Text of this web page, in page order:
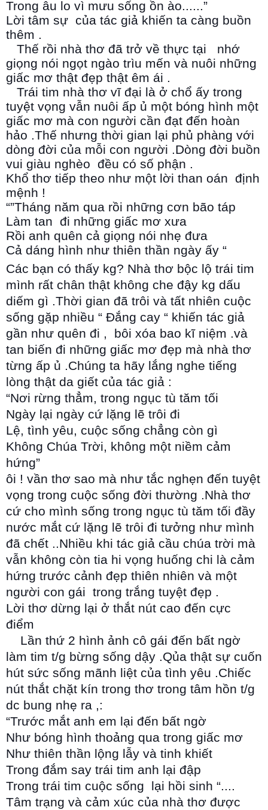
Trong âu lo vì mưu sống ồn ào......”
Lời tâm sự của tác giả khiến ta càng buồn
thêm .
Thế rồi nhà thơ đã trở về thực tại nhớ
giọng nói ngọt ngào trìu mến và nuôi những
giấc mơ thật đẹp thật êm ái .
Trái tim nhà thơ vĩ đại là ở chổ ấy trong
tuyệt vọng vẫn nuôi ấp ủ một bóng hình một
giấc mơ mà con người cần đạt đến hoàn
hảo .Thế nhưng thời gian lại phủ phàng với
dòng đời của mỗi con người .Dòng đời buồn
vui giàu nghèo đều có số phận .
Khổ thơ tiếp theo như một lời than oán định
mệnh !
“”Tháng năm qua rồi những cơn bão táp
Làm tan đi những giấc mơ xưa
Rồi anh quên cả giọng nói nhẹ đưa
Cả dáng hình như thiên thần ngày ấy “
Các bạn có thấy kg? Nhà thơ bộc lộ trái tim
mình rất chân thật không che đậy kg dấu
diếm gì .Thời gian đã trôi và tất nhiên cuộc
sống gặp nhiều “ Đắng cay “ khiến tác giả
gần như quên đi , bôi xóa bao kĩ niệm .và
tan biến đi những giấc mơ đẹp mà nhà thơ
từng ấp ủ .Chúng ta hãy lắng nghe tiếng
lòng thật da giết của tác giả :
“Nơi rừng thẳm, trong ngục tù tăm tối
Ngày lại ngày cứ lặng lẽ trôi đi
Lệ, tình yêu, cuộc sống chẳng còn gì
Không Chúa Trời, không một niềm cảm
hứng”
ôi ! vần thơ sao mà như tắc nghẹn đến tuyệt
vọng trong cuộc sống đời thường .Nhà thơ
cứ cho mình sống trong ngục tù tăm tối đầy
nước mắt cứ lặng lẽ trôi đi tưởng như mình
đã chết ..Nhiều khi tác giả cầu chúa trời mà
vẫn không còn tia hi vọng huống chi là cảm
hứng trước cảnh đẹp thiên nhiên và một
người con gái trong trắng tuyệt đẹp .
Lời thơ dừng lại ở thắt nút cao đến cực
điểm
Lần thứ 2 hình ảnh cô gái đến bất ngờ
làm tim t/g bừng sống dậy .Qủa thật sự cuốn
hút sức sống mãnh liệt của tình yêu .Chiếc
nút thắt chặt kín trong thơ trong tâm hồn t/g
dc bung nhẹ ra ,:
“Trước mắt anh em lại đến bất ngờ
Như bóng hình thoảng qua trong giấc mơ
Như thiên thần lộng lẫy và tinh khiết
Trong đắm say trái tim anh lại đập
Trong trái tim cuộc sống lại hồi sinh “....
Tâm trạng và cảm xúc của nhà thơ được